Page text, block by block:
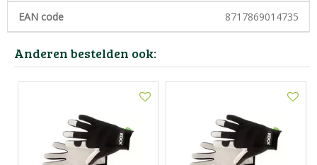
EAN code 8717869014735
Anderen bestelden ook: